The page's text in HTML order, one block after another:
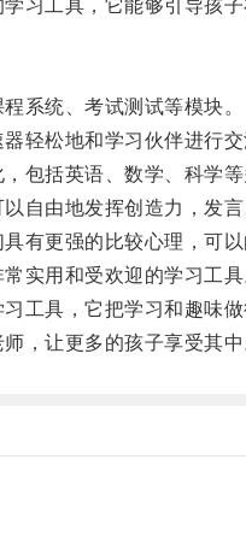
工具，它能够引导孩子
统、考试测试等模块。
松地和学习伙伴进行交
括英语、数学、科学等
由地发挥创造力，发言
更强的比较心理，可以
用和受欢迎的学习工具
具，它把学习和趣味做
让更多的孩子享受其中